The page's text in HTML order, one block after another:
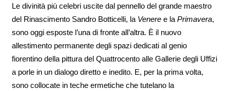
Le divinità più celebri uscite dal pennello del grande maestro
del Rinascimento Sandro Botticelli, la Veneree la Primavera,
sono oggi esposte l’una di fronte all’altra. È il nuovo
allestimento permanente degli spazi dedicati al genio
fiorentino della pittura del Quattrocento alle Gallerie degli Uffizi
a porle in un dialogo diretto e inedito. E, per la prima volta,
sono collocate in teche ermetiche che tutelano la